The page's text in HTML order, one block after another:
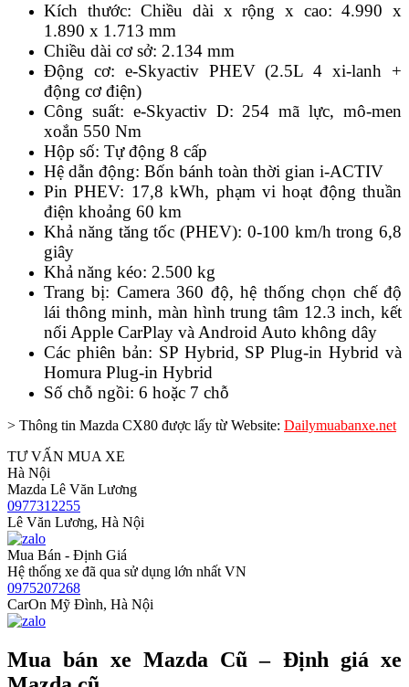
Kích thước: Chiều dài x rộng x cao: 4.990 x
1.890 x 1.713 mm
Chiều dài cơ sở: 2.134 mm
Động cơ: e-Skyactiv PHEV (2.5L 4 xi-lanh +
động cơ điện)
Công suất: e-Skyactiv D: 254 mã lực, mô-men
xoắn 550 Nm
Hộp số: Tự động 8 cấp
Hệ dẫn động: Bốn bánh toàn thời gian i-ACTIV
Pin PHEV: 17,8 kWh, phạm vi hoạt động thuần
điện khoảng 60 km
Khả năng tăng tốc (PHEV): 0-100 km/h trong 6,8
giây
Khả năng kéo: 2.500 kg
Trang bị: Camera 360 độ, hệ thống chọn chế độ
lái thông minh, màn hình trung tâm 12.3 inch, kết
nối Apple CarPlay và Android Auto không dây
Các phiên bản: SP Hybrid, SP Plug-in Hybrid và
Homura Plug-in Hybrid
Số chỗ ngồi: 6 hoặc 7 chỗ
> Thông tin Mazda CX80 được lấy từ Website: Dailymuabanxe.net
TƯ VẤN MUA XE
Hà Nội
Mazda Lê Văn Lương
0977312255
Lê Văn Lương, Hà Nội
Mua Bán - Định Giá
Hệ thống xe đã qua sử dụng lớn nhất VN
0975207268
CarOn Mỹ Đình, Hà Nội
Mua bán xe Mazda Cũ – Định giá xe